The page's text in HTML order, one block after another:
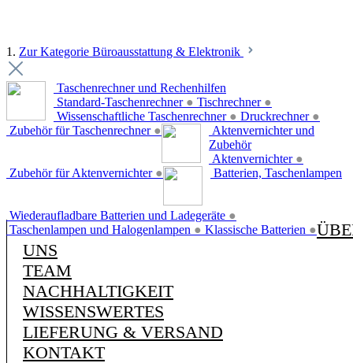
1. Zur Kategorie Büroausstattung & Elektronik
Taschenrechner und Rechenhilfen
Standard-Taschenrechner ● Tischrechner ●
Wissenschaftliche Taschenrechner ● Druckrechner ●
Zubehör für Taschenrechner ●
Aktenvernichter und
Zubehör
Aktenvernichter ●
Zubehör für Aktenvernichter ● Batterien, Taschenlampen
Wiederaufladbare Batterien und Ladegeräte ●
Taschenlampen und Halogenlampen ● Klassische Batterien ●
UNS
TEAM
NACHHALTIGKEIT
WISSENSWERTES
LIEFERUNG & VERSAND
KONTAKT